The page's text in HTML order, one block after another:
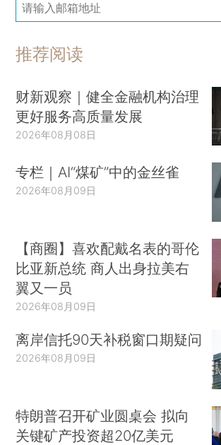
推荐阅读
财新观察｜健全金融机构治理
更好服务高质量发展
2026年08月08日
专栏｜AI“煤矿”中的金丝雀
2026年08月09日
【商圈】喜欢配戴名表的哥伦
比亚新总统 商人出身拉美右
翼又一员
2026年08月09日
离岸信托90天补税窗口期疑问
2026年08月09日
特朗普召开矿业圆桌会 拟向
关键矿产投资超20亿美元